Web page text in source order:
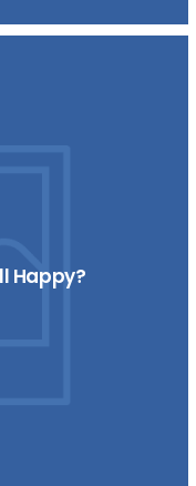
Happy?